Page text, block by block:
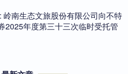
南生态文旅股份有限公司向不特
2025年度第三十三次临时受托管